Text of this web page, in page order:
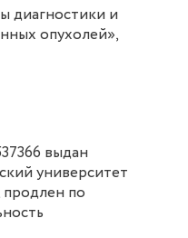
диагностики и
опухолей»,
выдан
университет
продлен по